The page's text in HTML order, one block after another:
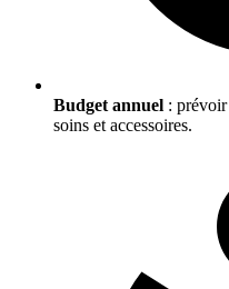
Budget annuel : prévoir
soins et accessoires.